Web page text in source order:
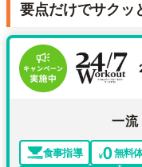
要点だけでサクッ
一流
食事指導 無料